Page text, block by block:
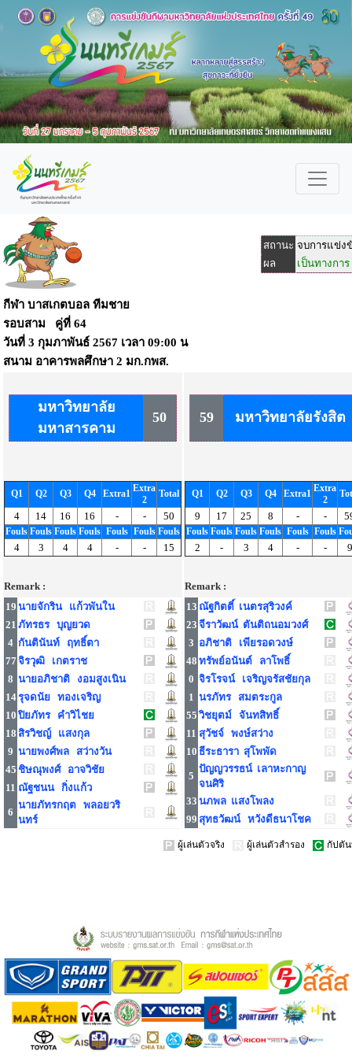
สถานะ จบการแข่ง
ผล
เป็นทางการ
กีฬา บาสเกตบอล ทีมชาย
รอบสาม คู่ที่ 64
วันที่ 3 กุมภาพันธ์ 2567 เวลา 09:00 น
สนาม อาคารพลศึกษา 2 มก.กพส.
มหาวิทยาลัย
มหาสารคาม
50
Q1 Q2 Q3 Q4 Extra1 Extra
2
Total
4 14 16 16 - - 50
Fouls Fouls Fouls Fouls Fouls Fouls Fouls
4 3 4 4 - - 15
Remark :
19 นายจักริน แก้วพันใน
21 ภัทรธร บุญยวด
4 กันตินันท์ ฤทธิ์ตา
77 จิรวุฒิ เกตราช
8 นายอภิชาติ งอมสูงเนิน
14รุจดนัย ทองเจริญ
10 ปิยภัทร คำวิไชย
18 สิรวิชญ์ แสงกุล
9 นายพงศ์พล สว่างวัน
45 ชิษณุพงศ์ อาจวิชัย
11 ณัฐชนน กิ่งแก้ว
6
นายภัทรกฤต พลอยวริ
นทร์
59 มหาวิทยาลัยรังสิต
Q1 Q2 Q3 Q4 Extra1 Extra
2
9 17 25 8 - -
Fouls Fouls Fouls Fouls Fouls Fouls
2 - 3 4 - - 9
Remark :
13 ณัฐกิตติ์ เนตรสุริวงค์
23 จีราวัฒน์ ตันติถนอมวงศ์
3 อภิชาติ เพียรอดวงษ์
48 ทรัพย์อนันต์ ลาโพธิ์
0 จิรโรจน์ เจริญจรัสชัยกุล
1 นรภัทร สมตระกูล
55 วิชยุตม์ จันทสิทธิ์
11 สุวัชจ์ พงษ์สว่าง
10 ธีระธารา สุโพพัด
5
ปัญญวรรธน์ เลาหะกาญ
จนศิริ
33 นภพล แสงโพลง
99 สุทธวัฒน์ หวังดีธนาโชค
ผู้เล่นตัวจริง ผู้เล่นตัวสำรอง กัปตั